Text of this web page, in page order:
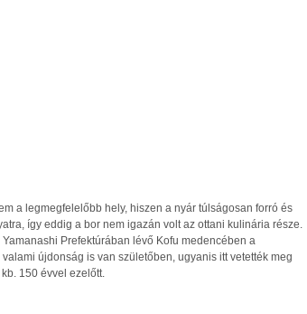
a legmegfelelőbb hely, hiszen a nyár túlságosan forró és
így eddig a bor nem igazán volt az ottani kulinária része.
Prefektúrában lévő Kofu medencében a
újdonság is van születőben, ugyanis itt vetették meg
150 évvel ezelőtt.